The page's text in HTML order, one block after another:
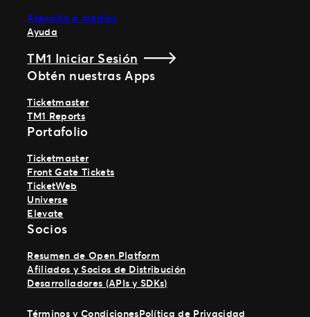
Atención a medios
Ayuda
TM1 Iniciar Sesión
Obtén nuestras Apps
Ticketmaster
TM1 Reports
Portafolio
Ticketmaster
Front Gate Tickets
TicketWeb
Universe
Elevate
Socios
Resumen de Open Platform
Afiliados y Socios de Distribución
Desarrolladores (APIs y SDKs)
Términos y CondicionesPolítica de Privacidad